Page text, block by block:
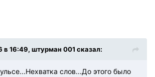
в 16:49, штурман 001 сказал:
слов...До этого было